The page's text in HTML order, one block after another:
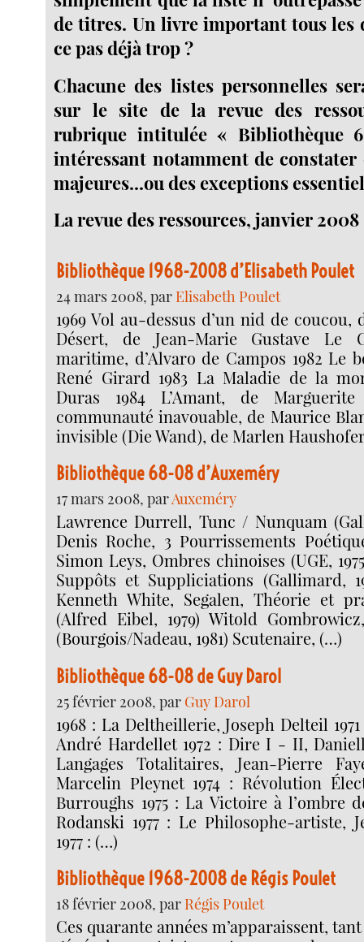
de titres. Un livre important tous les
ce pas déjà trop ?
Chacune des listes personnelles
sur le site de la revue des
rubrique intitulée « Bibliothèque
intéressant notamment de constater
majeures...ou des exceptions
La revue des ressources, janvier 2008
Bibliothèque 1968-2008 d’Elisabeth Poulet
24 mars 2008, par Elisabeth Poulet
1969 Vol au-dessus d’un nid de coucou,
Désert, de Jean-Marie Gustave Le
maritime, d’Alvaro de Campos 1982 Le
René Girard 1983 La Maladie de la
Duras 1984 L’Amant, de
communauté inavouable, de Maurice
invisible (Die Wand), de Marlen
Bibliothèque 68-08 d’Auxeméry
17 mars 2008, parAuxeméry
Lawrence Durrell, Tunc / Nunquam
Denis Roche, 3 Pourrissements
Simon Leys, Ombres chinoises (UGE,
Suppôts et Suppliciations (Gallimard,
Kenneth White, Segalen, Théorie et
(Alfred Eibel, 1979) Witold
(Bourgois/Nadeau, 1981) Scutenaire, (…)
Bibliothèque 68-08 de Guy Darol
25 février 2008, par Guy Darol
1968 : La Deltheillerie, Joseph Delteil
André Hardellet 1972 : Dire I - II,
Langages Totalitaires, Jean-Pierre
Marcelin Pleynet 1974 : Révolution
Burroughs 1975 : La Victoire à l’ombre
Rodanski 1977 : Le Philosophe-artiste,
1977 : (…)
Bibliothèque 1968-2008 de Régis Poulet
18 février 2008, par Régis Poulet
Ces quarante années m’apparaissent,